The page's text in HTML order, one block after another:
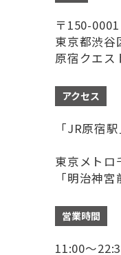
〒150-0001
東京都渋谷
原宿クエス
アクセス
「JR原宿
東京メトロ
「明治神
営業時間
11:00～